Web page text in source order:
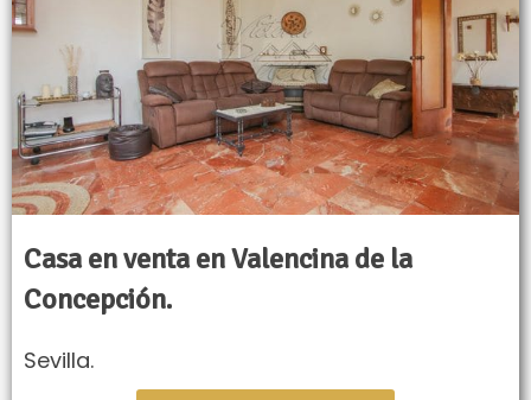
Casa en venta en Valencina de la
Concepción.
Sevilla.